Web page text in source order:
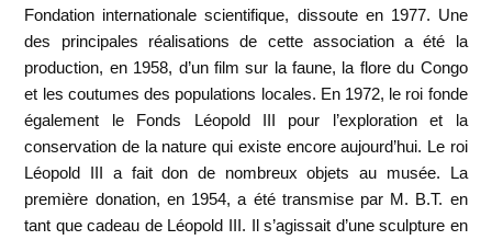
Fondation internationale scientifique, dissoute en 1977. Une
des principales réalisations de cette association a été la
production, en 1958, d’un film sur la faune, la flore du Congo
et les coutumes des populations locales. En 1972, le roi fonde
également le Fonds Léopold III pour l’exploration et la
conservation de la nature qui existe encore aujourd’hui. Le roi
Léopold III a fait don de nombreux objets au musée. La
première donation, en 1954, a été transmise par M. B.T. en
tant que cadeau de Léopold III. Il s’agissait d’une sculpture en